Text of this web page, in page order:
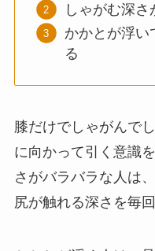
しゃがむ深さ
かかとが浮い
る
膝だけでしゃがんで
に向かって引く意識
さがバラバラな人は
尻が触れる深さを毎